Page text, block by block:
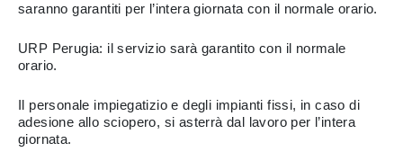
saranno garantiti per l’intera giornata con il normale orario.
URP Perugia: il servizio sarà garantito con il normale
orario.
Il personale impiegatizio e degli impianti fissi, in caso di
adesione allo sciopero, si asterrà dal lavoro per l’intera
giornata.